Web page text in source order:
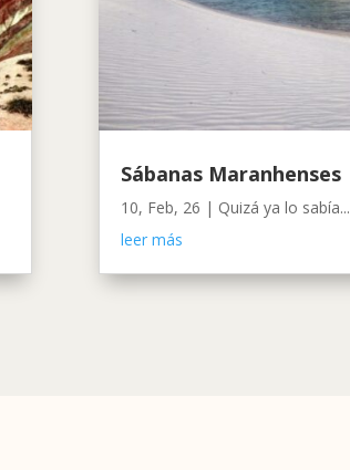
Sábanas Maranhenses
10, Feb, 26 | Quizá ya lo sabía...
leer más